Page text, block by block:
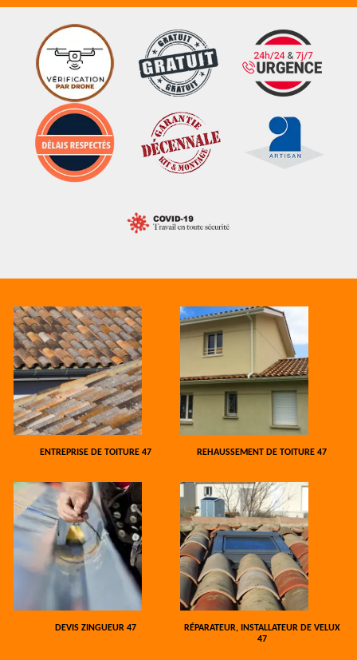
ENTREPRISE DE TOITURE 47 REHAUSSEMENT DE TOITURE 47
DEVIS ZINGUEUR 47
RÉPARATEUR, INSTALLATEUR DE VELUX
47